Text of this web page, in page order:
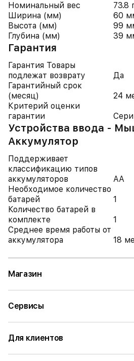
Номинальный вес
73.8
Ширина (мм)
60
Высота (мм)
99
Глубина (мм)
39
Гарантия
Гарантия Товары
подлежат возврату
Да
Гарантийный срок
(месяц)
24
Критерий оценки
гарантии
Устройства ввода -
Аккумулятор
Поддерживает
классификацию типов
аккумуляторов
AA
Необходимое количество
батарей
1
Количество батарей в
комплекте
1
Среднее время работы от
аккумулятора
18
Магазин
Сервисы
Для клиентов